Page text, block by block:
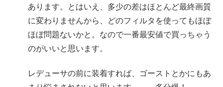
あります。とはいえ、多少の差はほとんど最終画質
に変わりませんから、どのフィルタを使ってもほぼ
ほぼ問題ないかと。なので一番最安値で買っちゃう
のがいいと思います。
レデューサの前に装着すれば、ゴーストとかにもあ